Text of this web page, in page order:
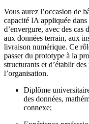
Vous aurez l’occasion de
capacité IA appliquée
d’envergure, avec des cas
aux données terrain, aux
livraison numérique. Ce
passer du prototype à la
structurants et d’établir
l’organisation.
Diplôme
des données,
connexe;